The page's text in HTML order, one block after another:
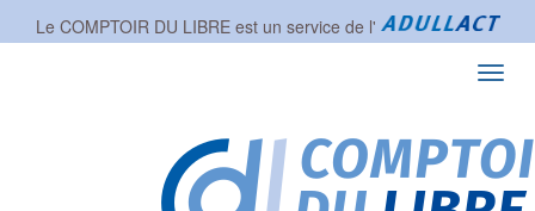
Le COMPTOIR DU LIBRE est un service de l'